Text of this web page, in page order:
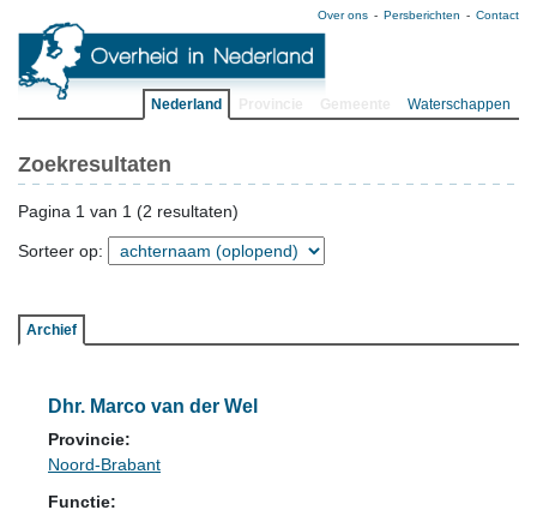
Over ons Persberichten Contact
Nederland Waterschappen
Zoekresultaten
Pagina 1 van 1 (2 resultaten)
Sorteer op:
Archief
Dhr. Marco van der Wel
Provincie:
Noord-Brabant
Functie: